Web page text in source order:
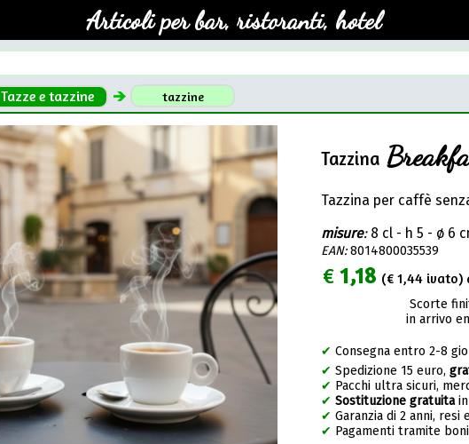
Articoli per bar, ristoranti, hotel
Tazze e tazzine tazzine
Tazzina
Tazzina per caffè
misure: 8 cl - h 5 - ø 6
EAN:8014800035539
€1,18 (€ 1,44ivato)
Scorte
in arrivo
✔ Consegna entro 2-8
✔ Spedizione 15 euro,
✔ Pacchi ultra sicuri,
✔ Sostituzione gratuitain
✔ Garanzia di 2 anni, resi
✔ Pagamenti tramite